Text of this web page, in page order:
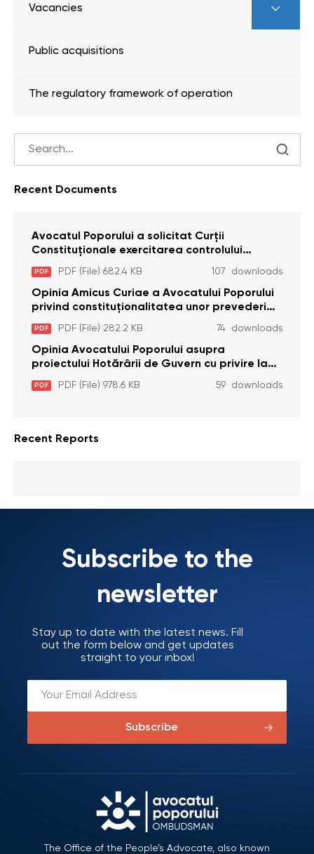
Vacancies
Public acquisitions
The regulatory framework of operation
Recent Documents
Avocatul Poporului a solicitat Curţii
Constituţionale exercitarea controlului
constituţionalităţii unor prevederi cu privire la
plata alocației sociale de stat persoanelor
cu dizabilitați care sunt private de liberate
PDF PDF (File) 682.4 KB 107 downloads
Opinia Amicus Curiae a Avocatului Poporului
privind constituționalitatea unor prevederi
care interzic angajarea în organizațiile de
pază particulară a persoanelor condamnate
pentru comiterea cu intenție a unor infracțiuni
a fost luată în considerare de Curtea
Constituțională
PDF PDF (File) 282.2 KB 74 downloads
Opinia Avocatului Poporului asupra
proiectului Hotărârii de Guvern cu privire la
aprobarea proiectului de lege privind
activitatea sanitară veterinarăa
PDF PDF (File) 978.6 KB 59 downloads
Recent Reports
Subscribe to the
newsletter
Stay up to date with the latest news. Fill
out the form below and get updates
straight to your inbox!
Subscribe
The Office of the People’s Advocate, also known